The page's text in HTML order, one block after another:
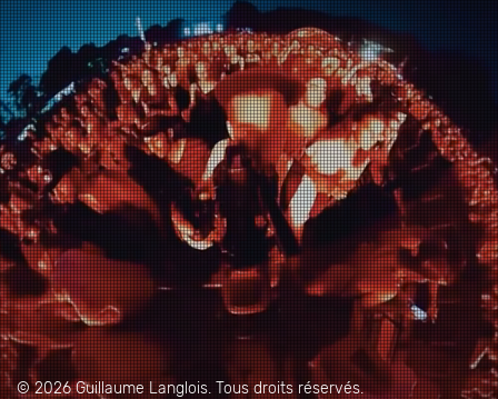
© 2026 Guillaume Langlois. Tous droits réservés.